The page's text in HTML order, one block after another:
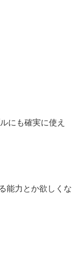
にも確実に使え
能力とか欲しくな